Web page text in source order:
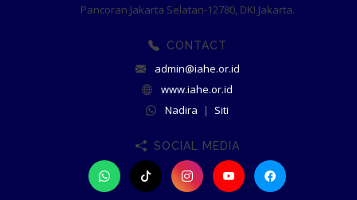
Pancoran Jakarta Selatan-12780, DKI Jakarta.
CONTACT
admin@iahe.or.id
www.iahe.or.id
Nadira
| Siti
SOCIAL MEDIA